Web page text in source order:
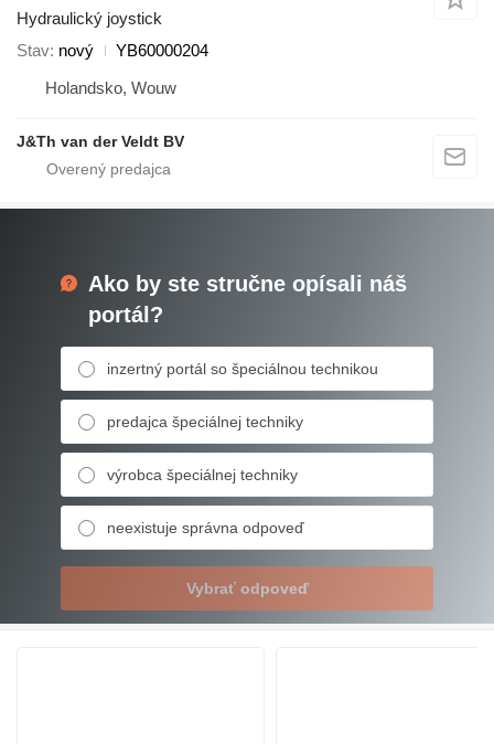
Hydraulický joystick
Stav nový
YB60000204
Holandsko, Wouw
J&Th van der Veldt BV
Ako by ste stručne opísali náš
portál?
inzertný portál so špeciálnou technikou
predajca špeciálnej techniky
výrobca špeciálnej techniky
neexistuje správna odpoveď
Vybrať odpoveď